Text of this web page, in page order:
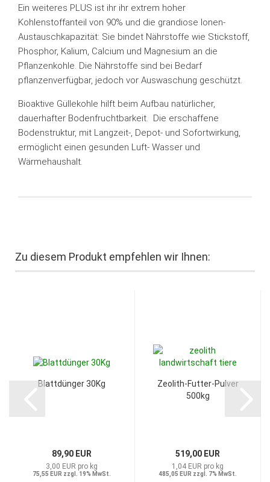
Ein weiteres PLUS ist ihr ihr extrem hoher
Kohlenstoffanteil von 90% und die grandiose Ionen-
Austauschkapazität: Sie bindet Nährstoffe wie Stickstoff,
Phosphor, Kalium, Calcium und Magnesium an die
Pflanzenkohle. Die Nährstoffe sind bei Bedarf
pflanzenverfügbar, jedoch vor Auswaschung geschützt.
Bioaktive Güllekohle hilft beim Aufbau natürlicher,
dauerhafter Bodenfruchtbarkeit. Die erschaffene
Bodenstruktur, mit Langzeit-, Depot- und Sofortwirkung,
ermöglicht einen gesunden Luft- Wasser und
Wärmehaushalt.
Zu diesem Produkt empfehlen wir Ihnen:
Blattdünger 30Kg
89,90 EUR
3,00 EUR pro kg
75,55 EUR zzgl. 19% MwSt.
Zeolith-Futter-Pulver
500kg
519,00 EUR
1,04 EUR pro kg
485,05 EUR zzgl. 7% MwSt.